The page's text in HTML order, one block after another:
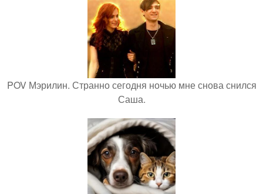
POV Мэрилин. Странно сегодня ночью мне снова снился
Саша.